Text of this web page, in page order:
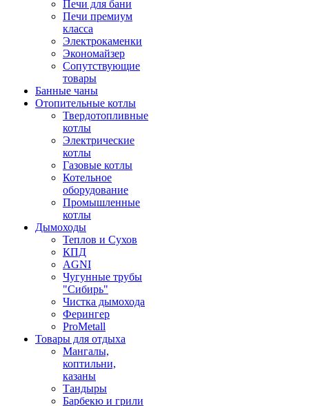
Печи для бани
Печи премиум
класса
Электрокаменки
Экономайзер
Сопутствующие
товары
Банные чаны
Отопительные котлы
Твердотопливные
котлы
Электрические
котлы
Газовые котлы
Котельное
оборудование
Промышленные
котлы
Дымоходы
Теплов и Сухов
КПД
AGNI
Чугунные трубы
"Сибирь"
Чистка дымохода
Ферингер
ProMetall
Товары для отдыха
Мангалы,
коптильни,
казаны
Тандыры
Барбекю и грили